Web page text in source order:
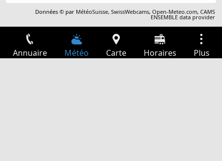
Données © par MétéoSuisse,SwissWebcams,Open-Meteo.com,CAMS
ENSEMBLE data provider
Annuaire Météo Carte Horaires Plus